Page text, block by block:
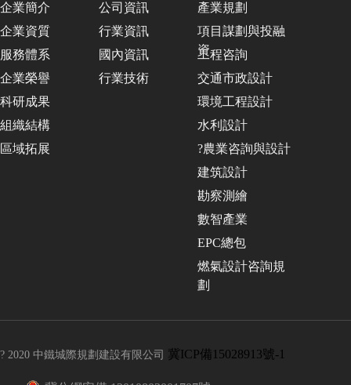
企業簡介
企業資質
服務體系
企業榮譽
科研成果
組織結構
區域拓展
公司資訊
行業資訊
國內資訊
行業技術
產業規劃
項目謀劃與投融
資
工程咨詢
交通市政設計
環境工程設計
水利設計
?農業咨詢與設計
建筑設計
勘察測繪
數智產業
EPC總包
燃氣設計咨詢規
劃
? 2020 中鐵城際規劃建設有限公司 冀ICP備15028913號-1